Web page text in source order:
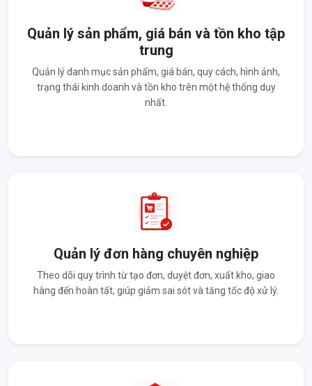
Quản lý sản phẩm, giá bán và tồn kho tập
trung
Quản lý danh mục sản phẩm, giá bán, quy cách, hình ảnh,
trạng thái kinh doanh và tồn kho trên một hệ thống duy
nhất.
Quản lý đơn hàng chuyên nghiệp
Theo dõi quy trình từ tạo đơn, duyệt đơn, xuất kho, giao
hàng đến hoàn tất, giúp giảm sai sót và tăng tốc độ xử lý.